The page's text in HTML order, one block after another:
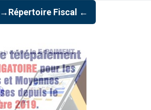
→Répertoire Fiscal ←